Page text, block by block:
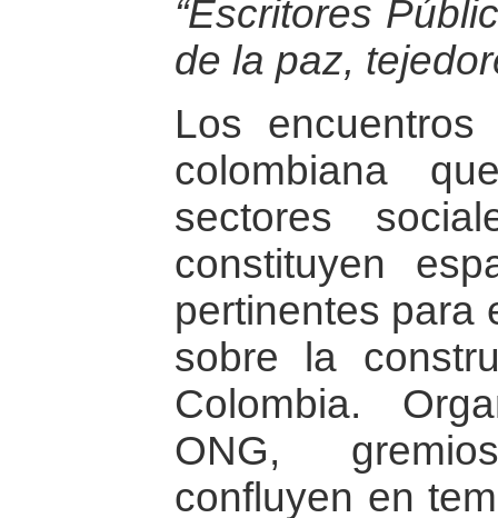
“Escritores
de la paz,
Los
colombiana
sectores
constituyen
pertinentes para
sobre la
Colombia.
ONG,
confluyen en